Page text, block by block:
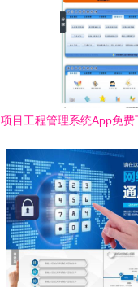
项目工程管理系统App免
保障